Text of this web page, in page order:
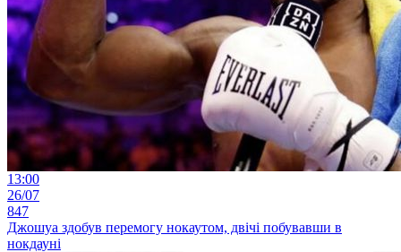
13:00
26/07
847
Джошуа здобув перемогу нокаутом, двічі побувавши в
нокдауні